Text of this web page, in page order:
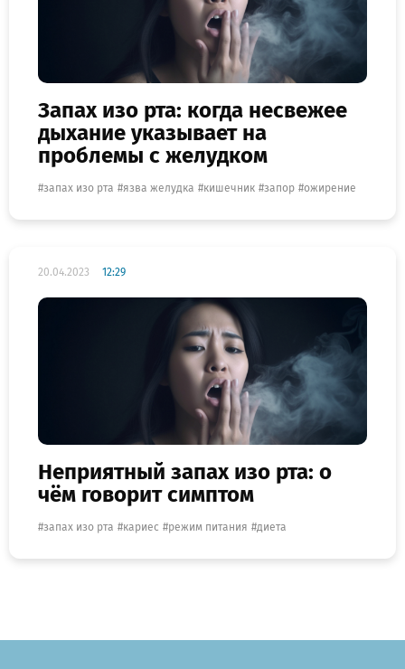
Запах изо рта: когда несвежее
дыхание указывает на
проблемы с желудком
запах изо рта язва желудка кишечник запор ожирение
20.04.2023 12:29
Неприятный запах изо рта: о
чём говорит симптом
запах изо рта кариес режим питания диета